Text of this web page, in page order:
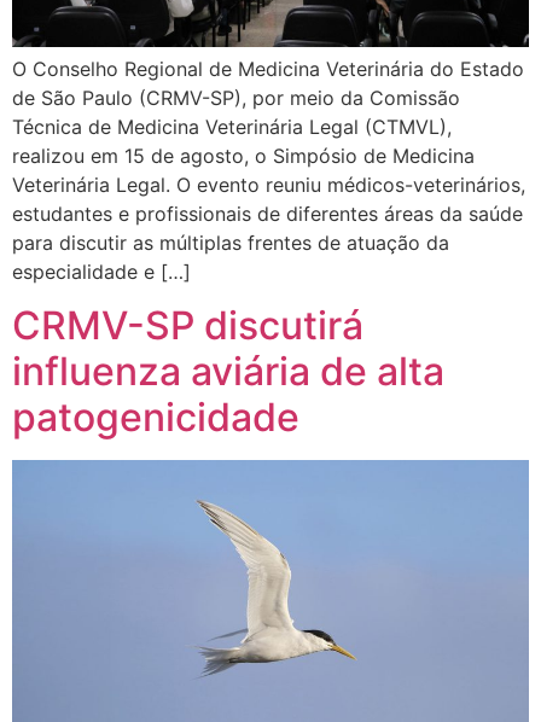
O Conselho Regional de Medicina Veterinária do Estado
de São Paulo (CRMV-SP), por meio da Comissão
Técnica de Medicina Veterinária Legal (CTMVL),
realizou em 15 de agosto, o Simpósio de Medicina
Veterinária Legal. O evento reuniu médicos-veterinários,
estudantes e profissionais de diferentes áreas da saúde
para discutir as múltiplas frentes de atuação da
especialidade e […]
CRMV-SP discutirá
influenza aviária de alta
patogenicidade